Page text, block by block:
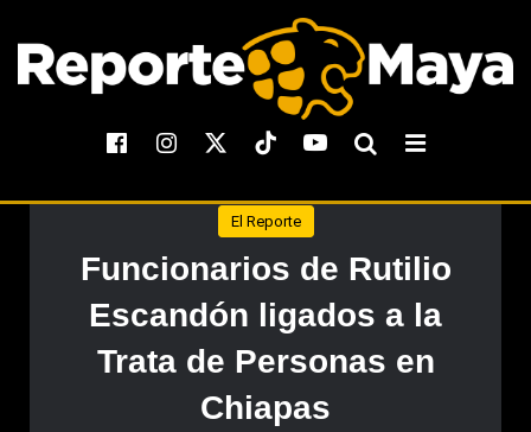
El Reporte
Funcionarios de Rutilio
Escandón ligados a la
Trata de Personas en
Chiapas